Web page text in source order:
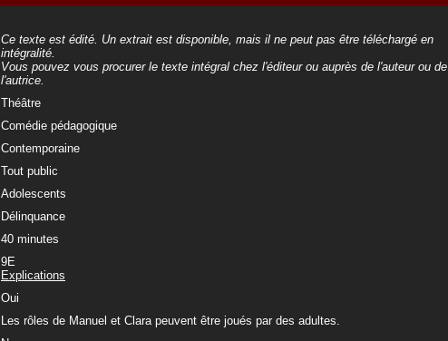
Ce texte est édité. Un extrait est disponible, mais il ne peut pas être téléchargé en
intégralité.
Vous pouvez vous procurer le texte intégral chez l'éditeur ou auprès de l'auteur ou de
l'autrice.
Théâtre
Comédie pédagogique
Contemporaine
Tout public
Adolescents
Délinquance
40 minutes
9E
Explications
Oui
Les rôles de Manuel et Clara peuvent être joués par des adultes.